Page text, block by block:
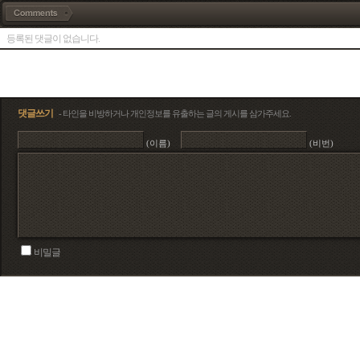
등록된 댓글이 없습니다.
댓글쓰기 - 타인을 비방하거나 개인정보를 유출하는 글의 게시를 삼가주세요.
(이름) (비번)
비밀글